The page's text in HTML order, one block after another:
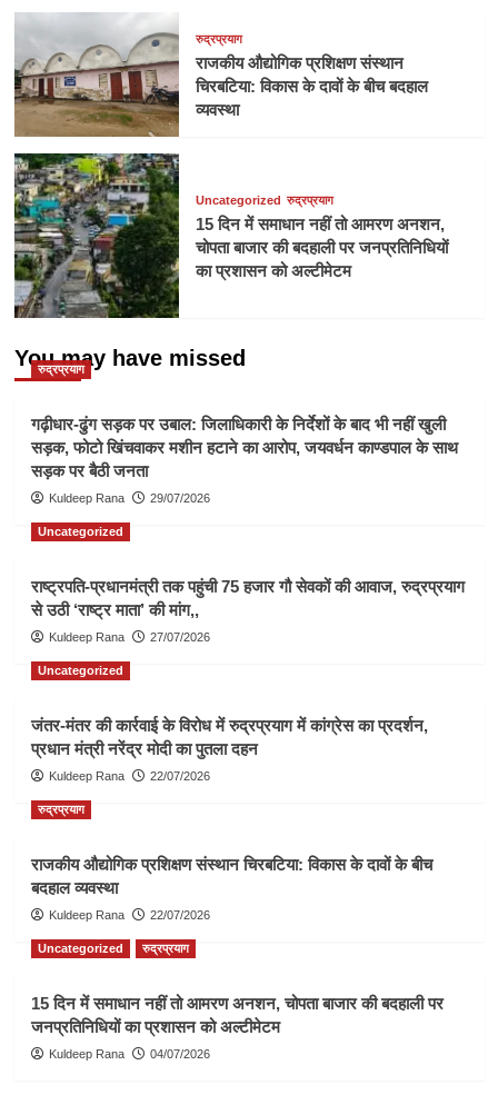
रुद्रप्रयाग
राजकीय औद्योगिक प्रशिक्षण संस्थान
चिरबटिया: विकास के दावों के बीच बदहाल
व्यवस्था
Uncategorized रुद्रप्रयाग
15 दिन में समाधान नहीं तो आमरण अनशन,
चोपता बाजार की बदहाली पर जनप्रतिनिधियों
का प्रशासन को अल्टीमेटम
You may have missed
रुद्रप्रयाग
गढ़ीधार-ढुंग सड़क पर उबाल: जिलाधिकारी के निर्देशों के बाद भी नहीं खुली
सड़क, फोटो खिंचवाकर मशीन हटाने का आरोप, जयवर्धन काण्डपाल के साथ
सड़क पर बैठी जनता
Kuldeep Rana 29/07/2026
Uncategorized
राष्ट्रपति-प्रधानमंत्री तक पहुंची 75 हजार गौ सेवकों की आवाज, रुद्रप्रयाग
से उठी ‘राष्ट्र माता’ की मांग,,
Kuldeep Rana 27/07/2026
Uncategorized
जंतर-मंतर की कार्रवाई के विरोध में रुद्रप्रयाग में कांग्रेस का प्रदर्शन,
प्रधान मंत्री नरेंद्र मोदी का पुतला दहन
Kuldeep Rana 22/07/2026
रुद्रप्रयाग
राजकीय औद्योगिक प्रशिक्षण संस्थान चिरबटिया: विकास के दावों के बीच
बदहाल व्यवस्था
Kuldeep Rana 22/07/2026
Uncategorized रुद्रप्रयाग
15 दिन में समाधान नहीं तो आमरण अनशन, चोपता बाजार की बदहाली पर
जनप्रतिनिधियों का प्रशासन को अल्टीमेटम
Kuldeep Rana 04/07/2026